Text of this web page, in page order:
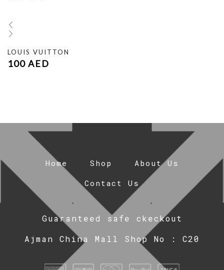
LOUIS VUITTON
100 AED
Home Shop
About Us
Contact Us
Guaranteed safe ckeckout
Ajman China Mall Shop No : C20